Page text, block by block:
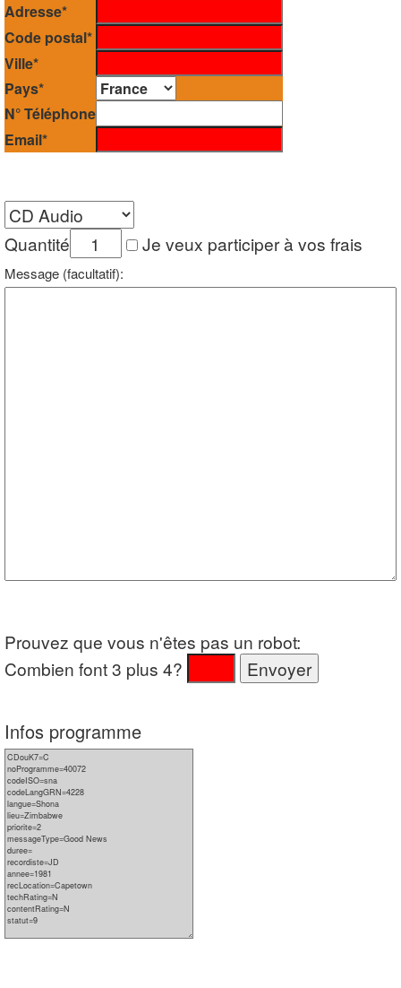
Adresse*
Code postal*
Ville*
Pays*
N° Téléphone
Email*
Quantité Je veux participer à vos frais
Message (facultatif):
Prouvez que vous n'êtes pas un robot:
Combien font 3 plus 4?
Infos programme